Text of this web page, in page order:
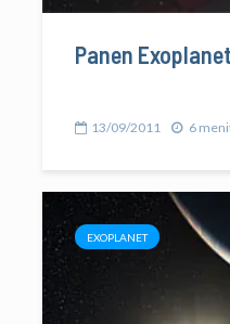
Panen
13/09/2011 6
EXOPLANET